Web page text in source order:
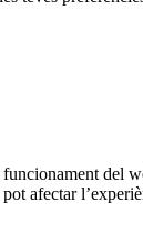
del
afectar